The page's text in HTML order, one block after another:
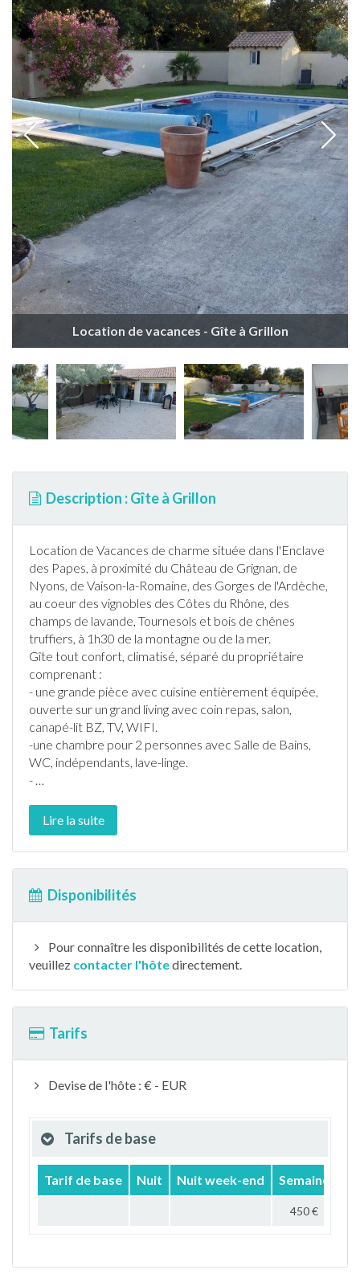
Location de vacances - Gîte à Grillon
Description : Gîte à Grillon
Location de Vacances de charme située dans l'Enclave
des Papes, à proximité du Château de Grignan, de
Nyons, de Vaison-la-Romaine, des Gorges de l'Ardèche,
au coeur des vignobles des Côtes du Rhône, des
champs de lavande, Tournesols et bois de chênes
truffiers, à 1h30 de la montagne ou de la mer.
Gîte tout confort, climatisé, séparé du propriétaire
comprenant :
- une grande pièce avec cuisine entièrement équipée,
ouverte sur un grand living avec coin repas, salon,
canapé-lit BZ, TV, WIFI.
-une chambre pour 2 personnes avec Salle de Bains,
WC, indépendants, lave-linge.
- …
Lire la suite
Disponibilités
Pour connaître les disponibilités de cette location,
veuillez contacter l'hôtedirectement.
Tarifs
Devise de l'hôte : € - EUR
Tarifs de base
Tarif de base Nuit Nuit week-end Semaine
450 €